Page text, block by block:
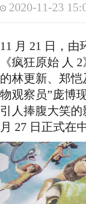
2020-11-23
11 月 21 日，
《疯狂原始 人
的林更新、郑
物观察员”庞博
引人捧腹大笑
月 27 日正式在